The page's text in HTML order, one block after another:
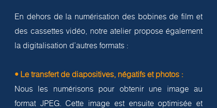
En dehors de la numérisation des bobines de film et
des cassettes vidéo, notre atelier propose également
la digitalisation d’autres formats :
• Le transfert de diapositives, négatifs et photos :
Nous les numérisons pour obtenir une image au
format JPEG. Cette image est ensuite optimisée et